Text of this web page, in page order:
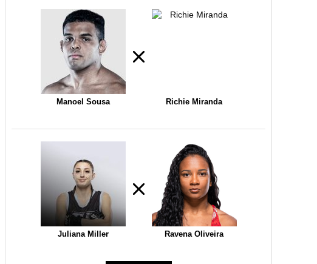
Manoel Sousa Richie Miranda
Juliana Miller Ravena Oliveira